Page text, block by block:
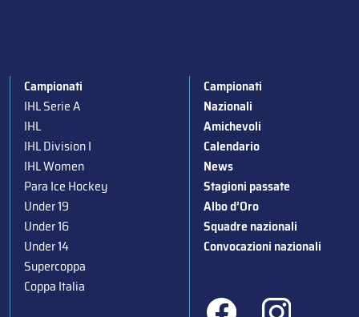
Campionati
IHL Serie A
IHL
IHL Division I
IHL Women
Para Ice Hockey
Under 19
Under 16
Under 14
Supercoppa
Coppa Italia
Campionati
Nazionali
Amichevoli
Calendario
News
Stagioni passate
Albo d’Oro
Squadre nazionali
Convocazioni nazionali